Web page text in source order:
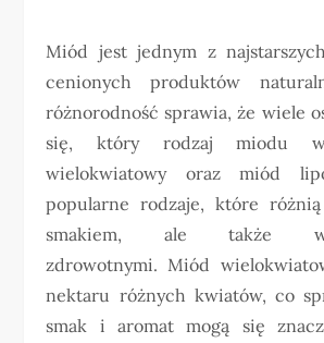
Miód jest jednym z
cenionych produktów
różnorodność sprawia, że wiele
się, który rodzaj miodu
wielokwiatowy oraz miód
popularne rodzaje, które
smakiem, ale także
zdrowotnymi. Miód
nektaru różnych kwiatów, co
smak i aromat mogą się